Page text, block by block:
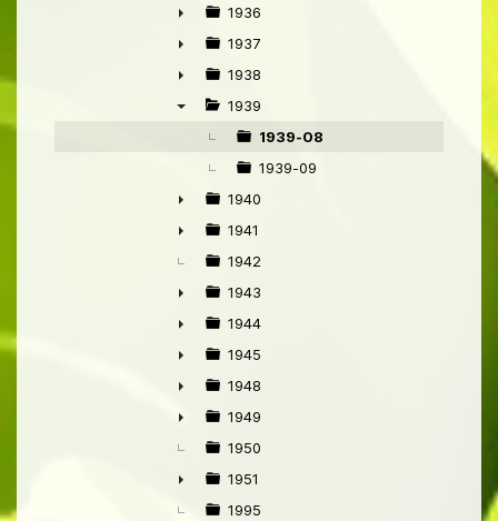
►
►
1936
►
1937
►
1938
1939
1939-08
1939-09
►
1940
►
1941
1942
►
1943
►
1944
►
1945
►
1948
►
1949
1950
►
1951
1995